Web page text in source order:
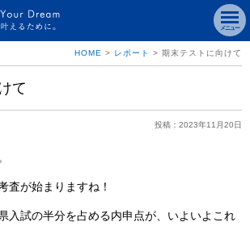
メニュー
HOME > レポート > 期末テストに向けて
て
投稿：2023年11月20日
査が始まりますね！
入試の半分を占める内申点が、いよいよこれ